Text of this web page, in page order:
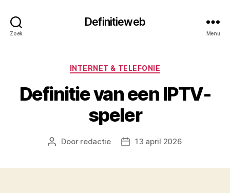
Zoek
Definitieweb
Menu
Categorieën
INTERNET & TELEFONIE
Definitie van een IPTV-
speler
Berichtauteur
Door redactie Berichtdatum
13 april 2026